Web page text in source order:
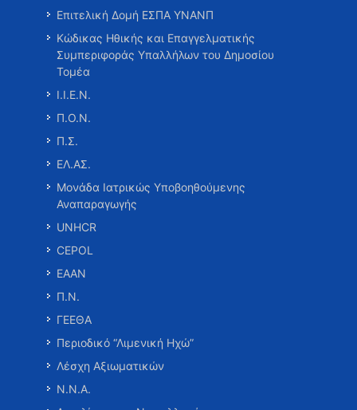
Επιτελική Δομή ΕΣΠΑ ΥΝΑΝΠ
Κώδικας Ηθικής και Επαγγελματικής
Συμπεριφοράς Υπαλλήλων του Δημοσίου
Τομέα
Ι.Ι.Ε.Ν.
Π.Ο.Ν.
Π.Σ.
ΕΛ.ΑΣ.
Μονάδα Ιατρικώς Υποβοηθούμενης
Αναπαραγωγής
UNHCR
CEPOL
ΕΑΑΝ
Π.Ν.
ΓΕΕΘΑ
Περιοδικό “Λιμενική Ηχώ”
Λέσχη Αξιωματικών
Ν.Ν.Α.